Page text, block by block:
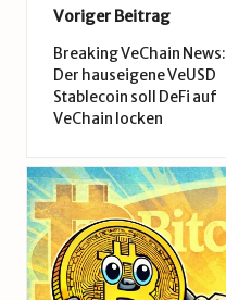
Post
navigation
Voriger Beitrag
Breaking VeChain News:
Der hauseigene VeUSD
Stablecoin soll DeFi auf
VeChain locken